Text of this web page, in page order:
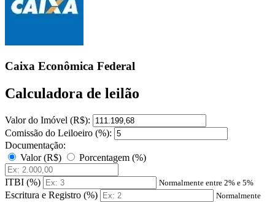
Caixa Econômica Federal
Calculadora de leilão
Valor do Imóvel (R$):
Comissão do Leiloeiro (%):
Documentação:
Valor (R$)
Porcentagem (%)
ITBI (%) Normalmente entre 2% e 5%
Escritura e Registro (%)
Normalmente